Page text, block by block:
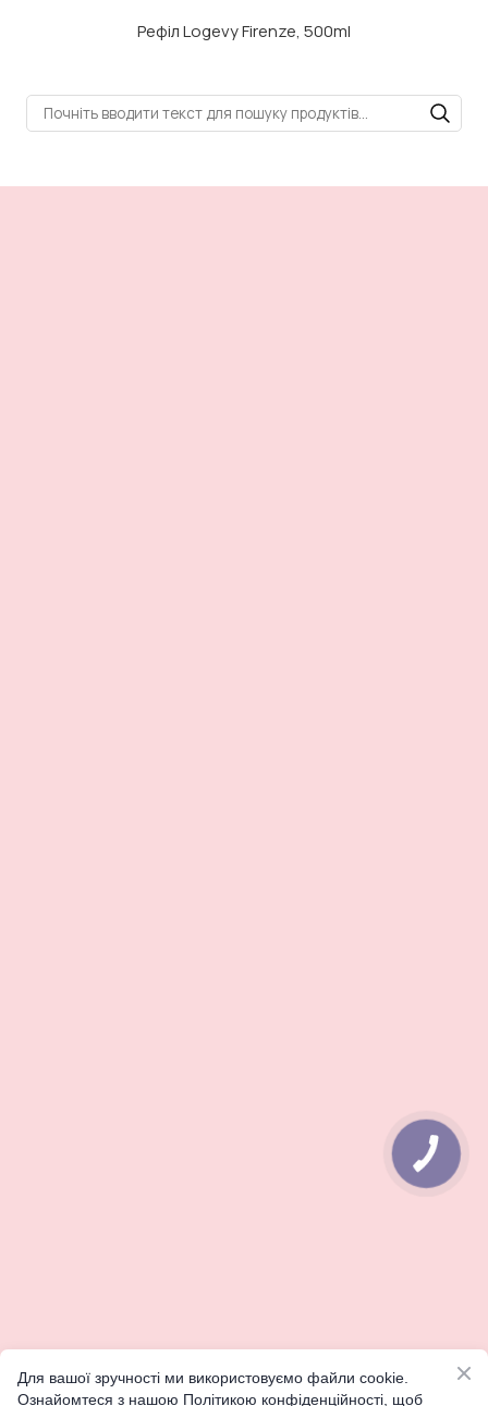
Рефіл Logevy Firenze, 500ml
Для вашої зручності ми використовуємо файли cookie.
Ознайомтеся з нашою Політикою конфіденційності, щоб
КНОПКА
ЗВ'ЯЗКУ